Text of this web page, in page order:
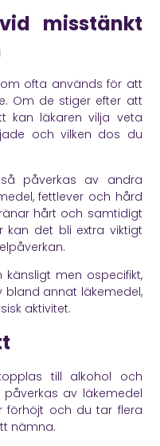
misstänkt
ofta används för att
Om de stiger efter att
kan läkaren vilja veta
och vilken dos du
påverkas av andra
fettlever och hård
hårt och samtidigt
kan det bli extra viktigt
känsligt men ospecifikt,
annat läkemedel,
aktivitet.
till alkohol och
av läkemedel
förhöjt och du tar flera
nämna.